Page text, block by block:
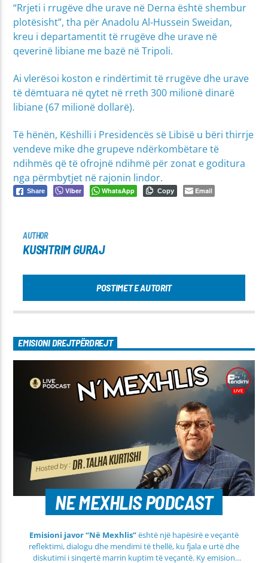
“Rrjeti i rrugëve dhe urave në Derna është shembur
plotësisht”, tha për Anadolu Al-Hussein Sweidan,
kreu i departamentit të rrugëve dhe urave në
qeverinë libiane me bazë në Tripoli.
Ai vlerësoi koston e rindërtimit të rrugëve dhe urave
të dëmtuara në qytet në rreth 300 milionë dinarë
libiane (67 milionë dollarë).
Të hënën, Këshilli i Presidencës së Libisë u bëri thirrje
vendeve mike dhe grupeve ndërkombëtare të
ndihmës që të ofrojnë ndihmë për zonat e goditura
nga përmbytjet në rajonin lindor.
Share Viber WhatsApp Copy Email
AUTHOR
KUSHTRIM GURAJ
POSTIMET E AUTORIT
EMISIONI DREJTPËRDREJT
NE MEXHLIS PODCAST
Emisioni javor “Në Mexhlis”është një hapësirë e veçantë
reflektimi, dialogu dhe mendimi të thellë, ku fjala e urtë dhe
diskutimi i sinqertë marrin kuptim të veçantë. Ky emision